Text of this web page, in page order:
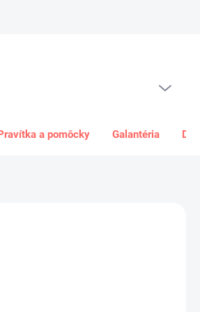
a pomôcky Galantéria